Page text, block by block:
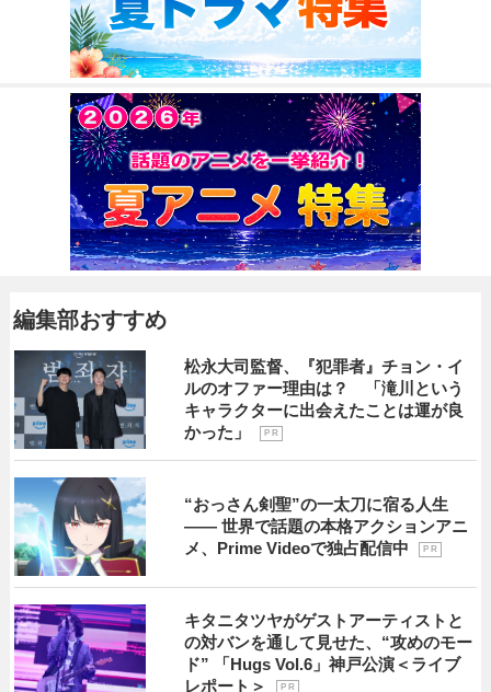
編集部おすすめ
松永大司監督、『犯罪者』チョン・イ
ルのオファー理由は？ 「滝川という
キャラクターに出会えたことは運が良
かった」
P R
“おっさん剣聖”の一太刀に宿る人生
―― 世界で話題の本格アクションアニ
メ、Prime Videoで独占配信中
P R
キタニタツヤがゲストアーティストと
の対バンを通して見せた、“攻めのモー
ド” 「Hugs Vol.6」神戸公演＜ライブ
レポート＞
P R